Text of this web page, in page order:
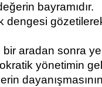
bayramıdır.
bir aradan sonra
yönetimin